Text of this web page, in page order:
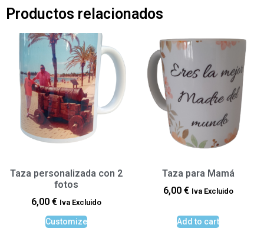
Productos relacionados
Taza personalizada con 2
fotos
6,00 € Iva Excluido
Customize
Taza para Mamá
6,00 € Iva Excluido
Add to cart